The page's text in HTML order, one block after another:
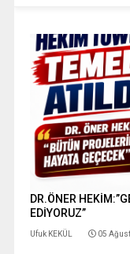
DR.ÖNER
EDİYORUZ”
Ufuk KEKÜL 05